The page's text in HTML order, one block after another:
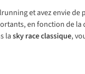
et avez envie
en fonction de
lasky race classique,